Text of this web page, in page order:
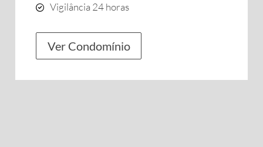
Vigilância 24 horas
Ver Condomínio